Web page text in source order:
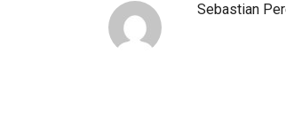
Sebastian